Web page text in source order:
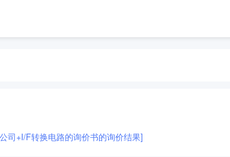
司+I/F转换电路的询价书的询价结果]